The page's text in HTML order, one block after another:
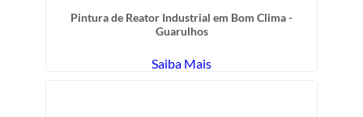
Pintura de Reator Industrial em Bom Clima -
Guarulhos
Saiba Mais